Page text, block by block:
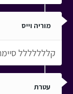
מוריה וייס
קללללללל
עטרת